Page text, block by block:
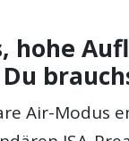
hohe
Air-Modus